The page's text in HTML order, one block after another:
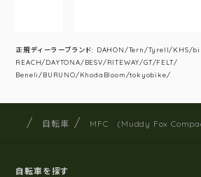
正規ディーラーブランド: DAHON/Tern/Tyrell/
REACH/DAYTONA/BESV/RITEWAY/GT/FELT/
Beneli/BURUNO/KhodaBloom/tokyobike/
サイト内の現在地
サイクルショップナカゴヤ
自転車 MFC (Muddy Fox
自転車を探す